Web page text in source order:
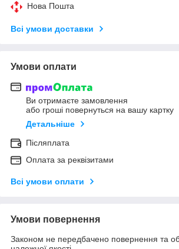
Нова Пошта
Всі умови доставки
Умови оплати
Ви отримаєте замовлення
або гроші повернуться на вашу картку
Детальніше
Післяплата
Оплата за реквізитами
Всі умови оплати
Умови повернення
Законом не передбачено повернення та